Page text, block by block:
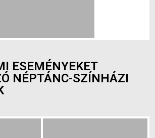
ESEMÉNYEKET
NÉPTÁNC-SZÍNHÁZI